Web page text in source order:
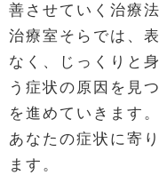
善させていく治療法
治療室そらでは、
なく、じっくりと
う症状の原因を見
を進めていきます。
あなたの症状に寄
ます。